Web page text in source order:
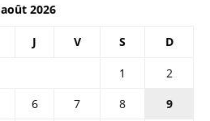
août 2026
J V S D
1
2
6 7 8
9